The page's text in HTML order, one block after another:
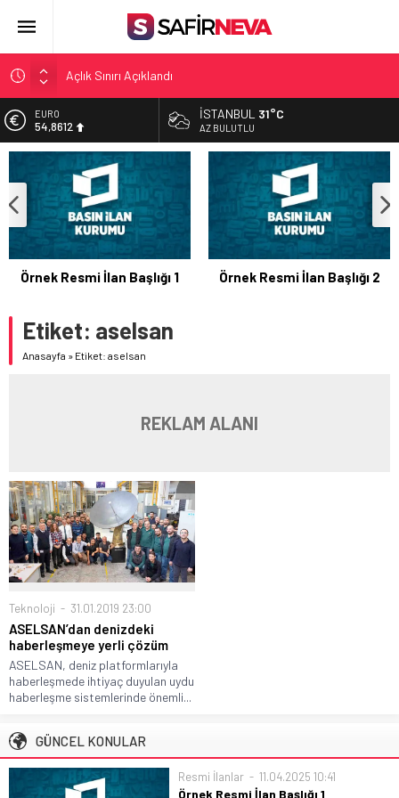
Açlık Sınırı Açıklandı
Öğretmenlere Kötü Haber
FETÖ’nün kritik ismi tutuklandı
Son dakika… İstanbul’da trafik felç
Yunanistan Başbakanı Çipras Türkiye’ye gelecek
EURO
54,8612
ALTIN
6.216,54
BİST
13.458,10
DOLAR
47,5420
İSTANBUL 31°C
AZ BULUTLU
Örnek Resmi İlan Başlığı 1 Örnek Resmi İlan Başlığı 2
Etiket: aselsan
Anasayfa » Etiket: aselsan
REKLAM ALANI
Teknoloji 31.01.2019 23:00
ASELSAN’dan denizdeki
haberleşmeye yerli çözüm
ASELSAN, deniz platformlarıyla
haberleşmede ihtiyaç duyulan uydu
haberleşme sistemlerinde önemli...
GÜNCEL KONULAR
Resmi İlanlar 11.04.2025 10:41
Örnek Resmi İlan Başlığı 1